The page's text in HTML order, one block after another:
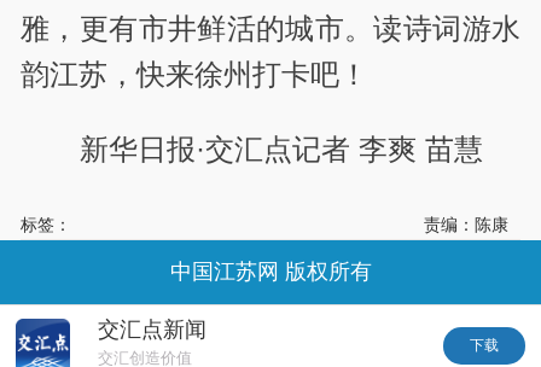
雅，更有市井鲜活的城市。读诗词游水
韵江苏，快来徐州打卡吧！
新华日报·交汇点记者 李爽 苗慧
标签： 责编：陈康
交汇点新闻
交汇创造价值
下载
中国江苏网 版权所有